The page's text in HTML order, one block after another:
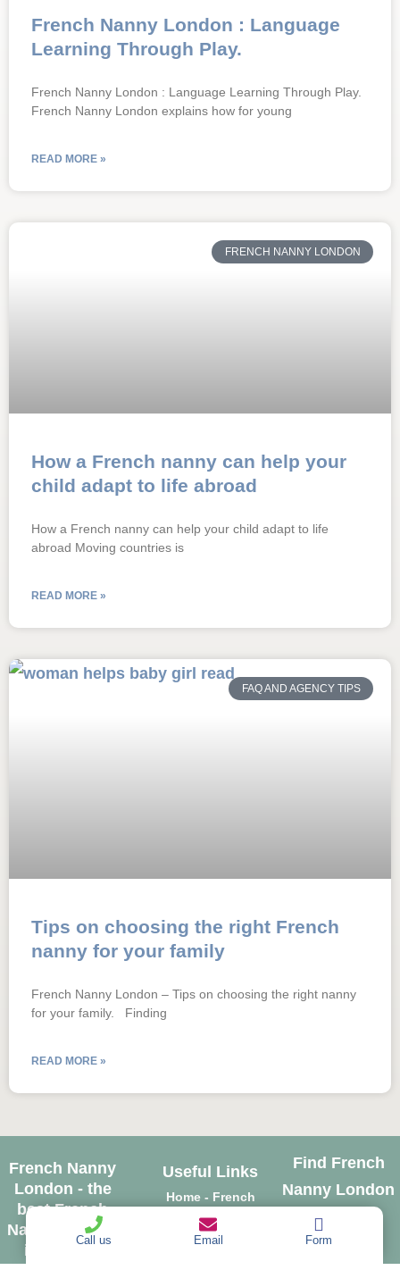
French Nanny London : Language
Learning Through Play.
French Nanny London : Language Learning Through Play.
French Nanny London explains how for young
READ MORE »
FRENCH NANNY LONDON
How a French nanny can help your
child adapt to life abroad
How a French nanny can help your child adapt to life
abroad Moving countries is
READ MORE »
FAQ AND AGENCY TIPS
Tips on choosing the right French
nanny for your family
French Nanny London – Tips on choosing the right nanny
for your family. Finding
READ MORE »
French Nanny
London - the
best French
Nanny Agency
in London
Useful Links
Home - French
Nanny London
Best French
Find French
Nanny London
On Socials
Call us Email Form